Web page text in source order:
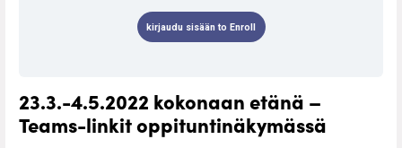
kirjaudu sisään to Enroll
23.3.-4.5.2022 kokonaan etänä –
Teams-linkit oppituntinäkymässä